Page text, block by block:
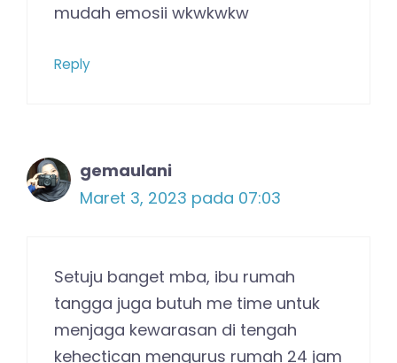
mudah emosii wkwkwkw
Reply
gemaulani
Maret 3, 2023 pada 07:03
Setuju banget mba, ibu rumah
tangga juga butuh me time untuk
menjaga kewarasan di tengah
kehectican mengurus rumah 24 jam